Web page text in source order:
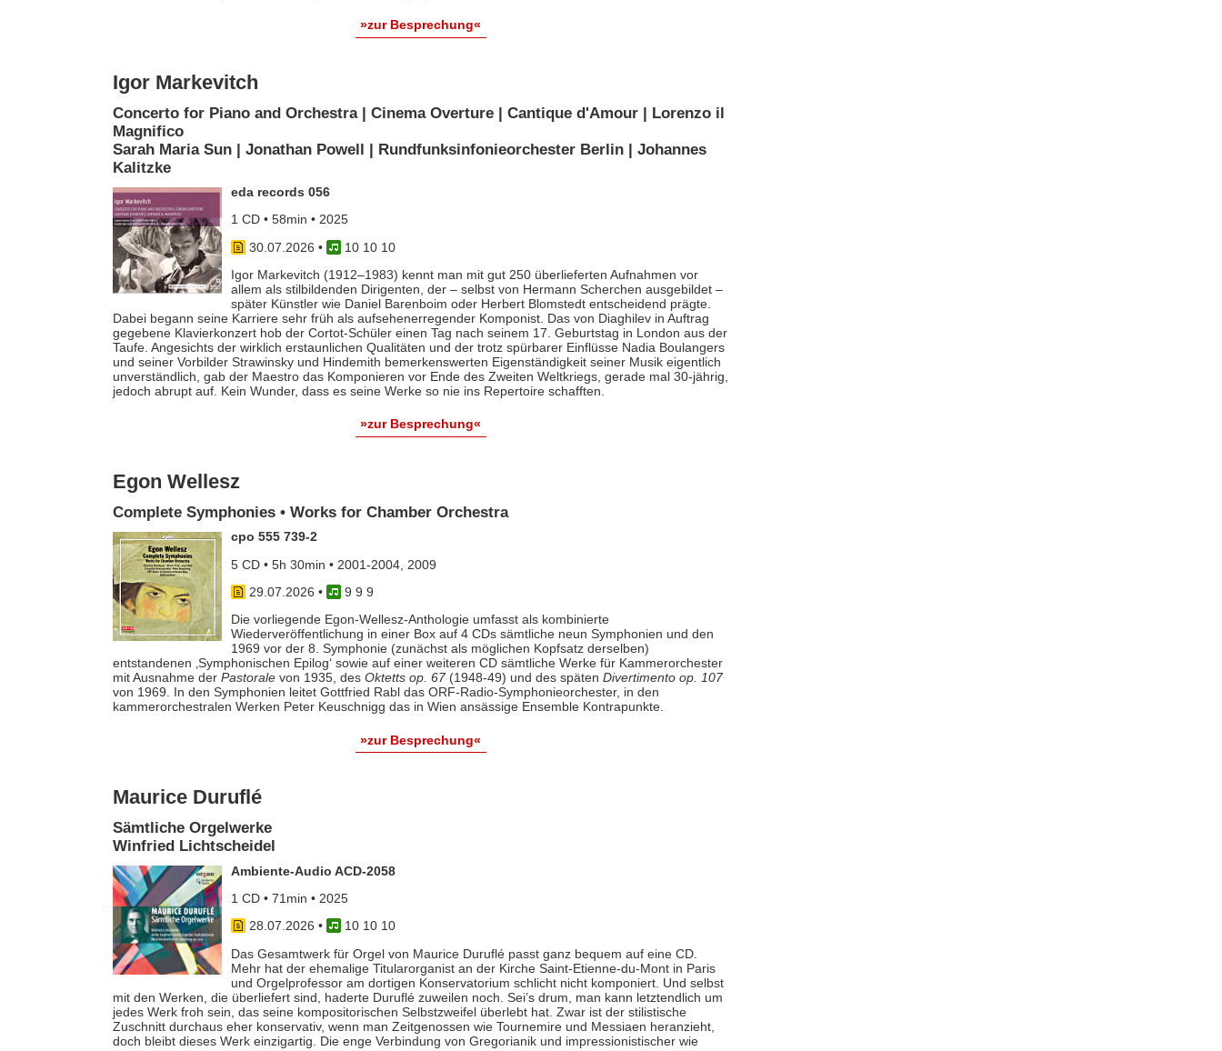
»zur Besprechung«
Igor Markevitch
Concerto for Piano and Orchestra | Cinema Overture | Cantique d'Amour | Lorenzo il
Magnifico
Sarah Maria Sun | Jonathan Powell | Rundfunksinfonieorchester Berlin | Johannes
Kalitzke
eda records 056
1 CD • 58min • 2025
30.07.2026 •
10 10 10
Igor Markevitch (1912–1983) kennt man mit gut 250 überlieferten Aufnahmen vor
allem als stilbildenden Dirigenten, der – selbst von Hermann Scherchen ausgebildet –
später Künstler wie Daniel Barenboim oder Herbert Blomstedt entscheidend prägte.
Dabei begann seine Karriere sehr früh als aufsehenerregender Komponist. Das von Diaghilev in Auftrag
gegebene Klavierkonzert hob der Cortot-Schüler einen Tag nach seinem 17. Geburtstag in London aus der
Taufe. Angesichts der wirklich erstaunlichen Qualitäten und der trotz spürbarer Einflüsse Nadia Boulangers
und seiner Vorbilder Strawinsky und Hindemith bemerkenswerten Eigenständigkeit seiner Musik eigentlich
unverständlich, gab der Maestro das Komponieren vor Ende des Zweiten Weltkriegs, gerade mal 30-jährig,
jedoch abrupt auf. Kein Wunder, dass es seine Werke so nie ins Repertoire schafften.
»zur Besprechung«
Egon Wellesz
Complete Symphonies • Works for Chamber Orchestra
cpo 555 739-2
5 CD • 5h 30min • 2001-2004, 2009
29.07.2026 •
9 9 9
Die vorliegende Egon-Wellesz-Anthologie umfasst als kombinierte
Wiederveröffentlichung in einer Box auf 4 CDs sämtliche neun Symphonien und den
1969 vor der 8. Symphonie (zunächst als möglichen Kopfsatz derselben)
entstandenen ‚Symphonischen Epilog‘ sowie auf einer weiteren CD sämtliche Werke für Kammerorchester
mit Ausnahme der Pastoralevon 1935, des Oktetts op. 67(1948-49) und des späten Divertimento op. 107
von 1969. In den Symphonien leitet Gottfried Rabl das ORF-Radio-Symphonieorchester, in den
kammerorchestralen Werken Peter Keuschnigg das in Wien ansässige Ensemble Kontrapunkte.
»zur Besprechung«
Maurice Duruflé
Sämtliche Orgelwerke
Winfried Lichtscheidel
Ambiente-Audio ACD-2058
1 CD • 71min • 2025
28.07.2026 •
10 10 10
Das Gesamtwerk für Orgel von Maurice Duruflé passt ganz bequem auf eine CD.
Mehr hat der ehemalige Titularorganist an der Kirche Saint-Etienne-du-Mont in Paris
und Orgelprofessor am dortigen Konservatorium schlicht nicht komponiert. Und selbst
mit den Werken, die überliefert sind, haderte Duruflé zuweilen noch. Sei’s drum, man kann letztendlich um
jedes Werk froh sein, das seine kompositorischen Selbstzweifel überlebt hat. Zwar ist der stilistische
Zuschnitt durchaus eher konservativ, wenn man Zeitgenossen wie Tournemire und Messiaen heranzieht,
doch bleibt dieses Werk einzigartig. Die enge Verbindung von Gregorianik und impressionistischer wie